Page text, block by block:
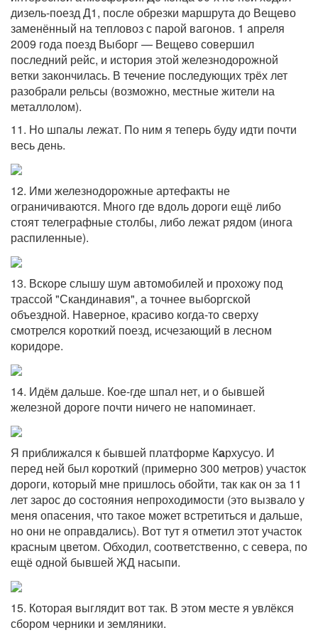
дизель-поезд Д1, после обрезки маршрута до Вещево
заменённый на тепловоз с парой вагонов. 1 апреля
2009 года поезд Выборг — Вещево совершил
последний рейс, и история этой железнодорожной
ветки закончилась. В течение последующих трёх лет
разобрали рельсы (возможно, местные жители на
металлолом).
11. Но шпалы лежат. По ним я теперь буду идти почти
весь день.
12. Ими железнодорожные артефакты не
ограничиваются. Много где вдоль дороги ещё либо
стоят телеграфные столбы, либо лежат рядом (инога
распиленные).
13. Вскоре слышу шум автомобилей и прохожу под
трассой "Скандинавия", а точнее выборгской
объездной. Наверное, красиво когда-то сверху
смотрелся короткий поезд, исчезающий в лесном
коридоре.
14. Идём дальше. Кое-где шпал нет, и о бывшей
железной дороге почти ничего не напоминает.
Я приближался к бывшей платформе Кархусуо. И
перед ней был короткий (примерно 300 метров) участок
дороги, который мне пришлось обойти, так как он за 11
лет зарос до состояния непроходимости (это вызвало у
меня опасения, что такое может встретиться и дальше,
но они не оправдались). Вот тут я отметил этот участок
красным цветом. Обходил, соответственно, с севера, по
ещё одной бывшей ЖД насыпи.
15. Которая выглядит вот так. В этом месте я увлёкся
сбором черники и земляники.